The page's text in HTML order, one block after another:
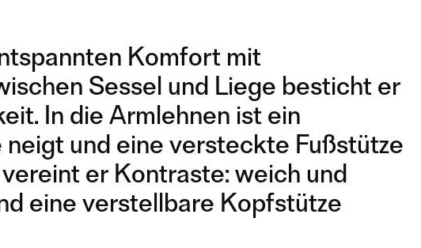
Komfort mit
Sessel und Liege besticht er
In die Armlehnen ist ein
und eine versteckte Fußstütze
er Kontraste: weich und
eine verstellbare Kopfstütze